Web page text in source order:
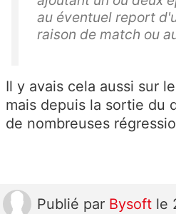
au éventuel report
raison de match ou
Il y avais cela aussi sur
mais depuis la sortie du
de nombreuses
Publié par Bysoft le